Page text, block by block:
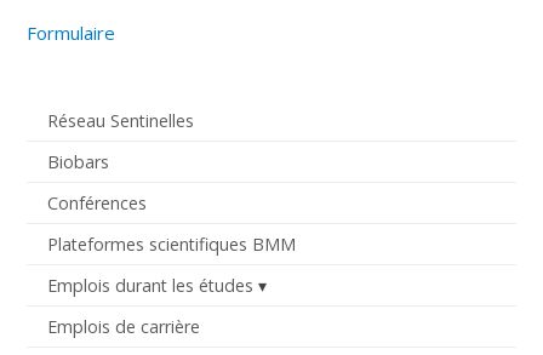
Réseau Sentinelles
Biobars
Conférences
Plateformes scientifiques BMM
Emplois durant les études
Emplois de carrière
Formulaire